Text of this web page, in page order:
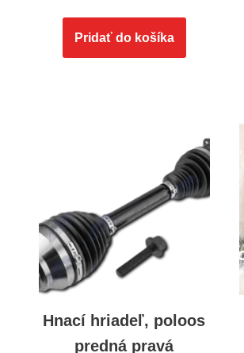
Pridať do košíka
Hnací hriadeľ, poloos
predná pravá